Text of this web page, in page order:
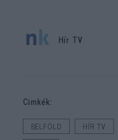
Hír TV
Cimkék:
BELFÖLD
HÍR TV